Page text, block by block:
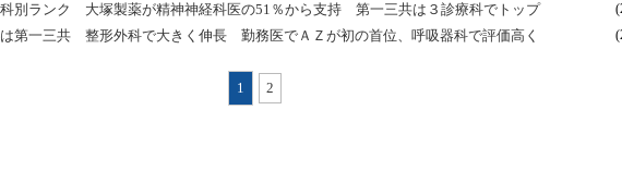
別ランク 大塚製薬が精神神経科医の51％から支持 第一三共は３診療科でトップ
第一三共 整形外科で大きく伸長 勤務医でＡＺが初の首位、呼吸器科で評価高く
1 2